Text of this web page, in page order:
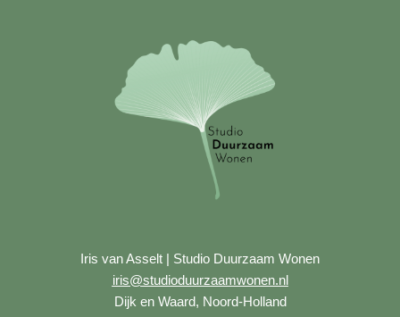
Iris van Asselt | Studio Duurzaam Wonen
iris@studioduurzaamwonen.nl
Dijk en Waard, Noord-Holland